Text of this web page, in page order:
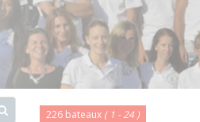
226 bateaux ( 1 - 24 )